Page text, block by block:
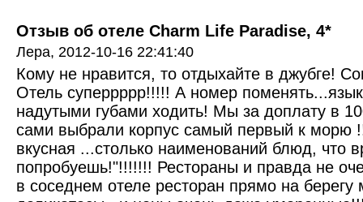
Отзыв об отеле Charm Life Paradise, 4*
Лера, 2012-10-16 22:41:40
Кому не нравится, то отдыхайте в джубге!
Отель суперрррр!!!!! А номер
надутыми губами ходить! Мы за доплату в
сами выбрали корпус самый первый к морю
вкусная ...столько наименований блюд, что
попробуешь!"!!!!!!! Рестораны и правда не
в соседнем отеле ресторан прямо на берегу